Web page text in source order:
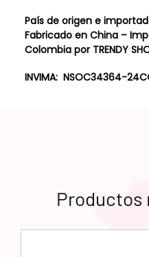
País de origen e
Fabricado en China –
Colombia por TRENDY
INVIMA: NSOC34364-
Productos